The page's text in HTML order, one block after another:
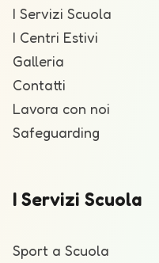
I Servizi Scuola
I Centri Estivi
Galleria
Contatti
Lavora con noi
Safeguarding
I Servizi Scuola
Sport a Scuola